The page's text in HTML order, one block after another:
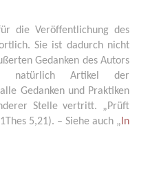
die Veröffentlichung des
Sie ist dadurch nicht
Gedanken des Autors
natürlich Artikel der
Gedanken und Praktiken
Stelle vertritt. „Prüft
5,21). – Siehe auch „In